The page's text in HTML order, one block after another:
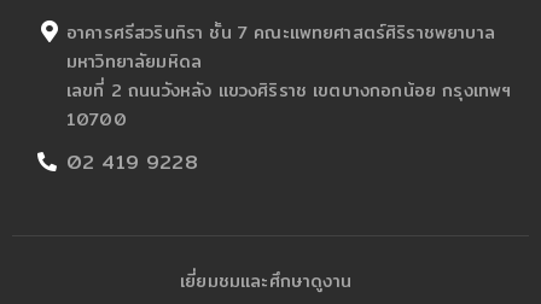
อาคารศรีสวรินทิรา ชั้น 7 คณะแพทยศาสตร์ศิริราชพยาบาล
มหาวิทยาลัยมหิดล
เลขที่ 2 ถนนวังหลัง แขวงศิริราช เขตบางกอกน้อย กรุงเทพฯ
10700
02 419 9228
เยี่ยมชมและศึกษาดูงาน